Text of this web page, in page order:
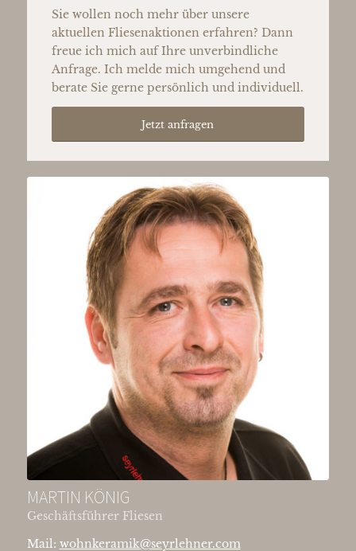
Sie wollen noch mehr über unsere
aktuellen Fliesenaktionen erfahren? Dann
freue ich mich auf Ihre unverbindliche
Anfrage. Ich melde mich umgehend und
berate Sie gerne persönlich und individuell.
Jetzt anfragen
MARTIN KÖNIG
Geschäftsführer Fliesen
Mail: wohnkeramik@seyrlehner.com